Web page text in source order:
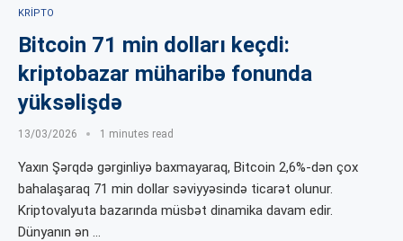
KRIPTO
Bitcoin 71 min dolları keçdi:
kriptobazar müharibə fonunda
yüksəlişdə
13/03/2026 1 minutes read
Yaxın Şərqdə gərginliyə baxmayaraq, Bitcoin 2,6%-dən çox
bahalaşaraq 71 min dollar səviyyəsində ticarət olunur.
Kriptovalyuta bazarında müsbət dinamika davam edir.
Dünyanın ən …